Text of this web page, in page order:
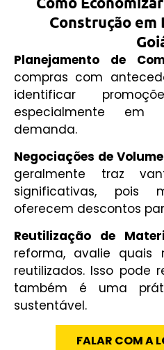
Construção em
Planejamento de
compras com
identificar
especialmente
demanda.
Negociações de Volume
geralmente traz
significativas, pois
oferecem descontos
Reutilização de
reforma, avalie quais
reutilizados. Isso pode
também é uma
sustentável.
FALAR COM A